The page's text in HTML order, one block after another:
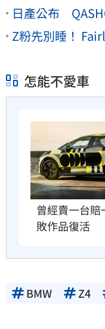
日產公布
Z粉先別睡！
怎能不愛車
曾經賣一台
敗作品復活
BMW Z4